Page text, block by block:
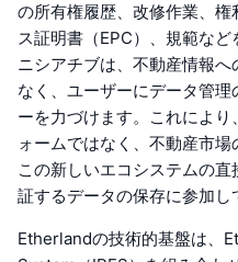
の所有権履歴、改修作業、
ス証明書（EPC）、規範な
ニシアチブは、不動産情報
なく、ユーザーにデータ管
ーを力づけます。これによ
ォームではなく、不動産市
この新しいエコシステムの
証するデータの保存に参加し
Etherlandの技術的基盤は、